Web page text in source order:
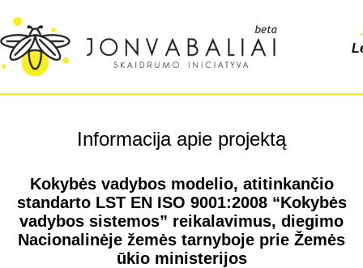
Informacija apie projektą
Kokybės vadybos modelio, atitinkančio
standarto LST EN ISO 9001:2008 “Kokybės
vadybos sistemos” reikalavimus, diegimo
Nacionalinėje žemės tarnyboje prie Žemės
ūkio ministerijos